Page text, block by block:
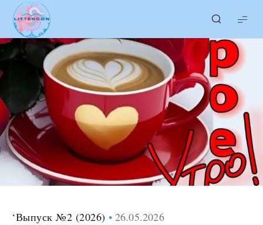
LITTERcon
‘Выпуск №2 (2026) 26.05.2026